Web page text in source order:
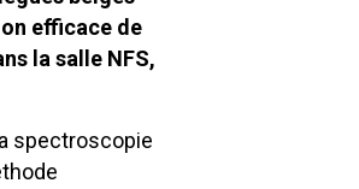
efficace de
la salle NFS,
spectroscopie